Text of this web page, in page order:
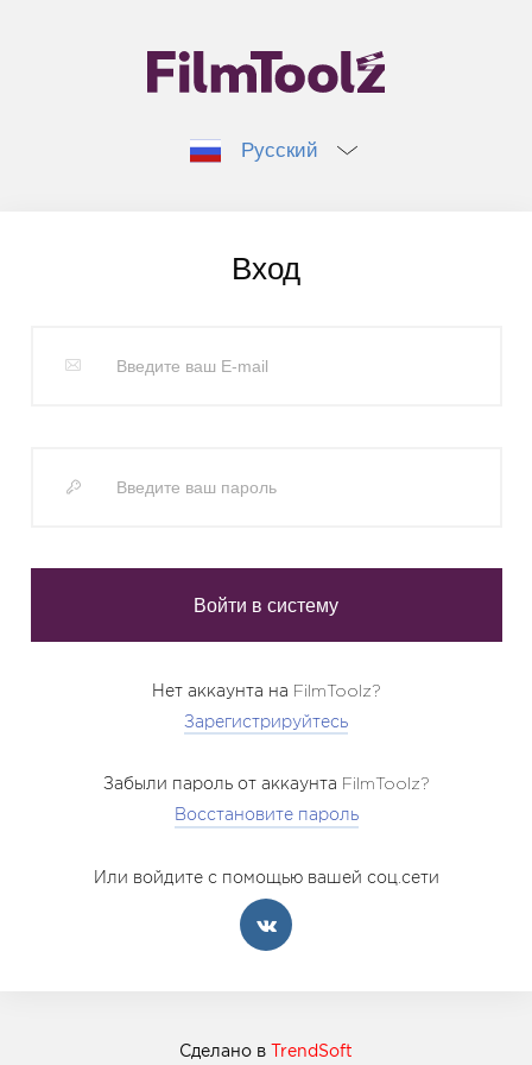
Русский
Вход
Нет аккаунта на FilmToolz?
Зарегистрируйтесь
Забыли пароль от аккаунта FilmToolz?
Восстановите пароль
Или войдите с помощью вашей соц.сети
Сделано в TrendSoft